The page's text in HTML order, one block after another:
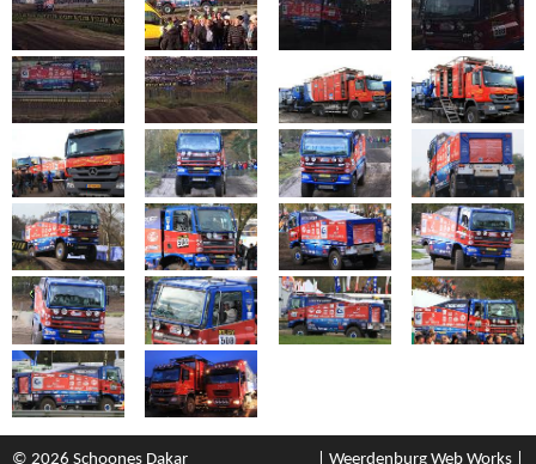
© 2026 Schoones Dakar | Weerdenburg Web Works |